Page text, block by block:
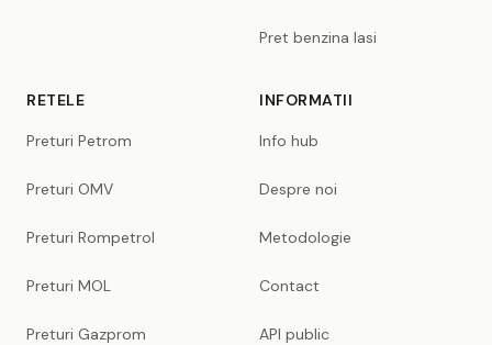
Pret benzina Iasi
RETELE
Preturi Petrom
Preturi OMV
Preturi Rompetrol
Preturi MOL
Preturi Gazprom
INFORMATII
Info hub
Despre noi
Metodologie
Contact
API public